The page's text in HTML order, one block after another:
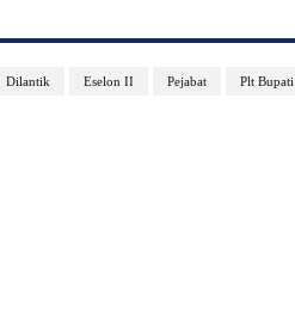
Dilantik Eselon II Pejabat Plt